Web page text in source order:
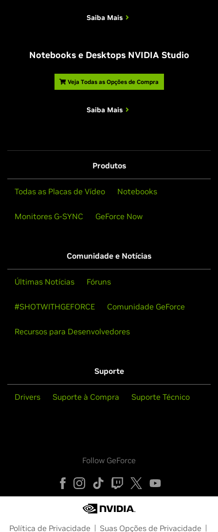
Saiba Mais
Notebooks e Desktops NVIDIA Studio
Veja Todas as Opções de Compra
Saiba Mais
Produtos
Todas as Placas de Vídeo Notebooks
Monitores G-SYNC GeForce Now
Comunidade e Notícias
Últimas Notícias Fóruns
#SHOTWITHGEFORCE Comunidade GeForce
Recursos para Desenvolvedores
Suporte
Drivers Suporte à Compra Suporte Técnico
Follow GeForce
Política de Privacidade Suas Opções de Privacidade